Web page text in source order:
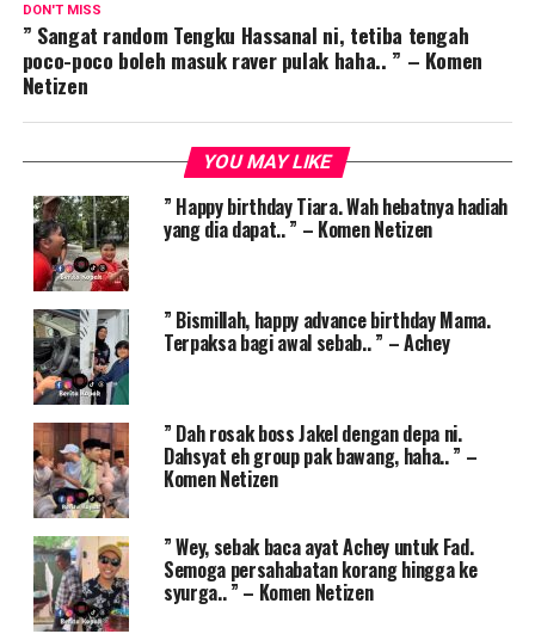
DON'T MISS
” Sangat random Tengku Hassanal ni, tetiba tengah
poco-poco boleh masuk raver pulak haha.. ” – Komen
Netizen
YOU MAY LIKE
” Happy birthday Tiara. Wah hebatnya hadiah
yang dia dapat.. ” – Komen Netizen
” Bismillah, happy advance birthday Mama.
Terpaksa bagi awal sebab.. ” – Achey
” Dah rosak boss Jakel dengan depa ni.
Dahsyat eh group pak bawang, haha.. ” –
Komen Netizen
” Wey, sebak baca ayat Achey untuk Fad.
Semoga persahabatan korang hingga ke
syurga.. ” – Komen Netizen